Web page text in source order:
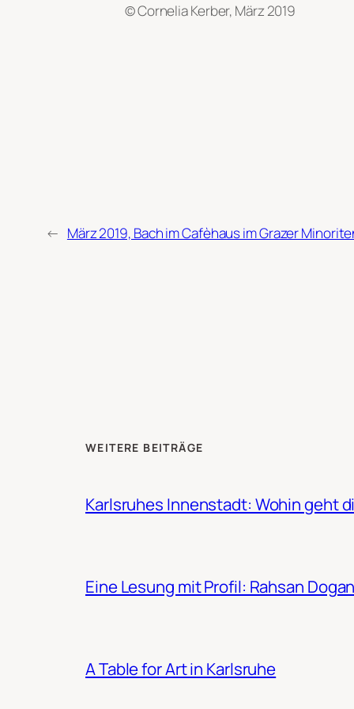
© Cornelia Kerber, März 2019
← März 2019, Bach im Cafèhaus im Grazer
WEITERE BEITRÄGE
Karlsruhes Innenstadt: Wohin geht
Eine Lesung mit Profil: Rahsan Dogan
A Table for Art in Karlsruhe